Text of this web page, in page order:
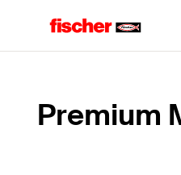
Premium